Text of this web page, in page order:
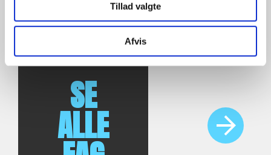
Tillad valgte
Afvis
RELATEREDE FAG
SE
ALLE